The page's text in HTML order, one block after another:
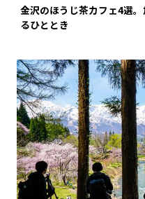
金沢のほうじ茶カフェ4選
るひととき